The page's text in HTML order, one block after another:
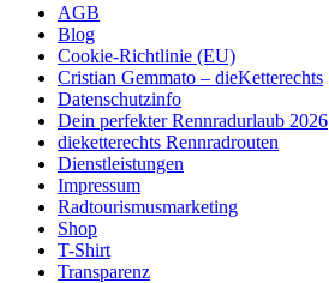
AGB
Blog
Cookie-Richtlinie (EU)
Cristian Gemmato – dieKetterechts
Datenschutzinfo
Dein perfekter Rennradurlaub 2026
dieketterechts Rennradrouten
Dienstleistungen
Impressum
Radtourismusmarketing
Shop
T-Shirt
Transparenz